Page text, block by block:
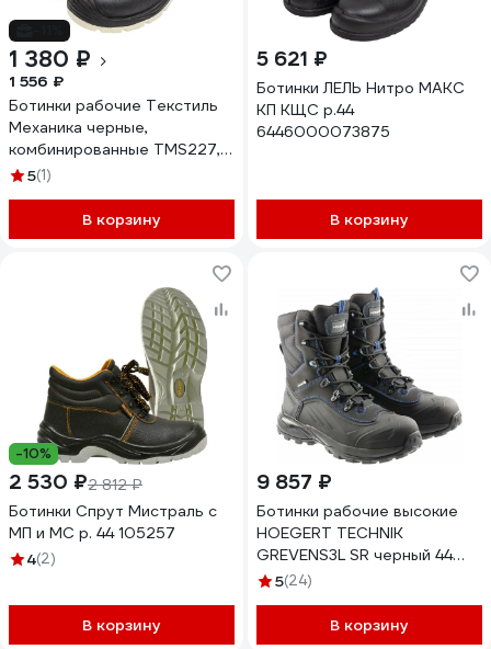
1 380 ₽
1 556 ₽
Ботинки рабочие Текстиль
Механика черные,
комбинированные TMS227,
размер 41 Бот000001
5(1)
В корзину
5 621 ₽
Ботинки ЛЕЛЬ Нитро МАКС
КП КЩС р.44
6446000073875
В корзину
-10%
2 530 ₽2 812 ₽
Ботинки Спрут Мистраль с
МП и МС р. 44 105257
4(2)
В корзину
9 857 ₽
Ботинки рабочие высокие
HOEGERT TECHNIK
GREVENS3L SR черный 44
HT5K592-44
5(24)
В корзину